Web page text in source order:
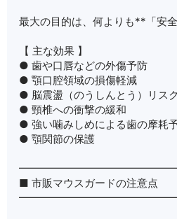
最大の目的は、何よりも**「安
【 主な効果 】
● 歯や口唇などの外傷予防
● 顎口腔領域の損傷軽減
● 脳震盪（のうしんとう）リス
● 頸椎への衝撃の緩和
● 強い噛みしめによる歯の摩耗
● 顎関節の保護
■ 市販マウスガードの注意点